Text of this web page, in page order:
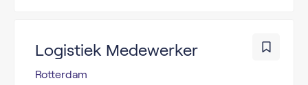
Logistiek Medewerker
Rotterdam